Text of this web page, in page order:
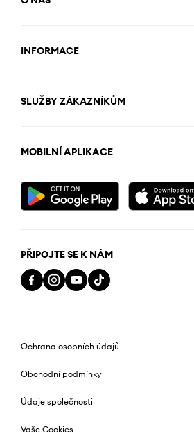
INFORMACE
SLUŽBY ZÁKAZNÍKŮM
MOBILNÍ APLIKACE
PŘIPOJTE SE K NÁM
Ochrana osobních údajů
Obchodní podmínky
Údaje společnosti
Vaše Cookies